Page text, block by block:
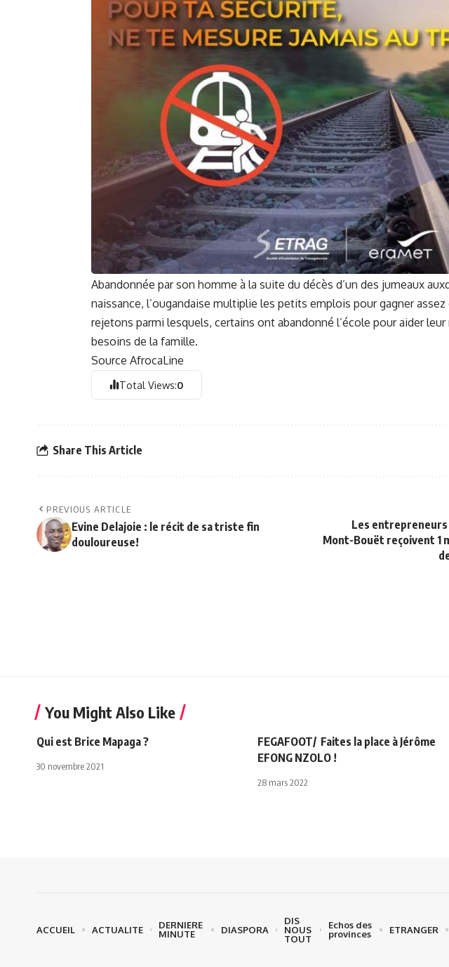
Abandonnée par son homme à la suite du décès d’un des jumeaux
naissance, l’ougandaise multiplie les petits emplois pour gagner
rejetons parmi lesquels, certains ont abandonné l’école pour aider leur
besoins de la famille.
Source AfrocaLine
Total Views:0
Share This Article
PREVIOUS ARTICLE
Evine Delajoie : le récit de sa triste fin
douloureuse!
Les entrepreneurs
Mont-Bouët reçoivent 1
You Might Also Like
Qui est Brice Mapaga ?
30 novembre 2021
FEGAFOOT/ Faites la place à Jérôme
EFONG NZOLO !
28 mars 2022
ACCUEIL ACTUALITE
DERNIERE
MINUTE
DIASPORA
DIS
NOUS
TOUT
Echos des
provinces
ETRANGER